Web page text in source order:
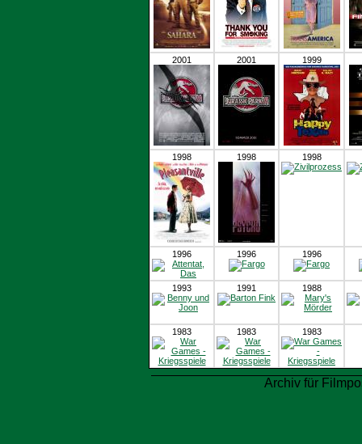
2001 2001 1999
1998 1998 1998
1996 1996 1996
1993 1991 1988
1983 1983 1983
Archiv für